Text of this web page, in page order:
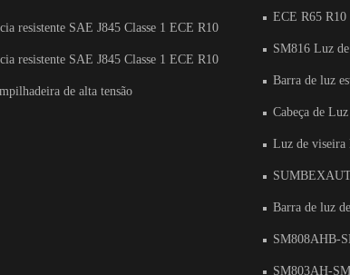
resistente SAE J845 Classe 1 ECE R10
resistente SAE J845 Classe 1 ECE R10
de alta tensão
ECE R65 R10
SM816 Luz
Barra de luz
Cabeça de
Luz de
Barra de luz
SM808AHB-
SM803AH-